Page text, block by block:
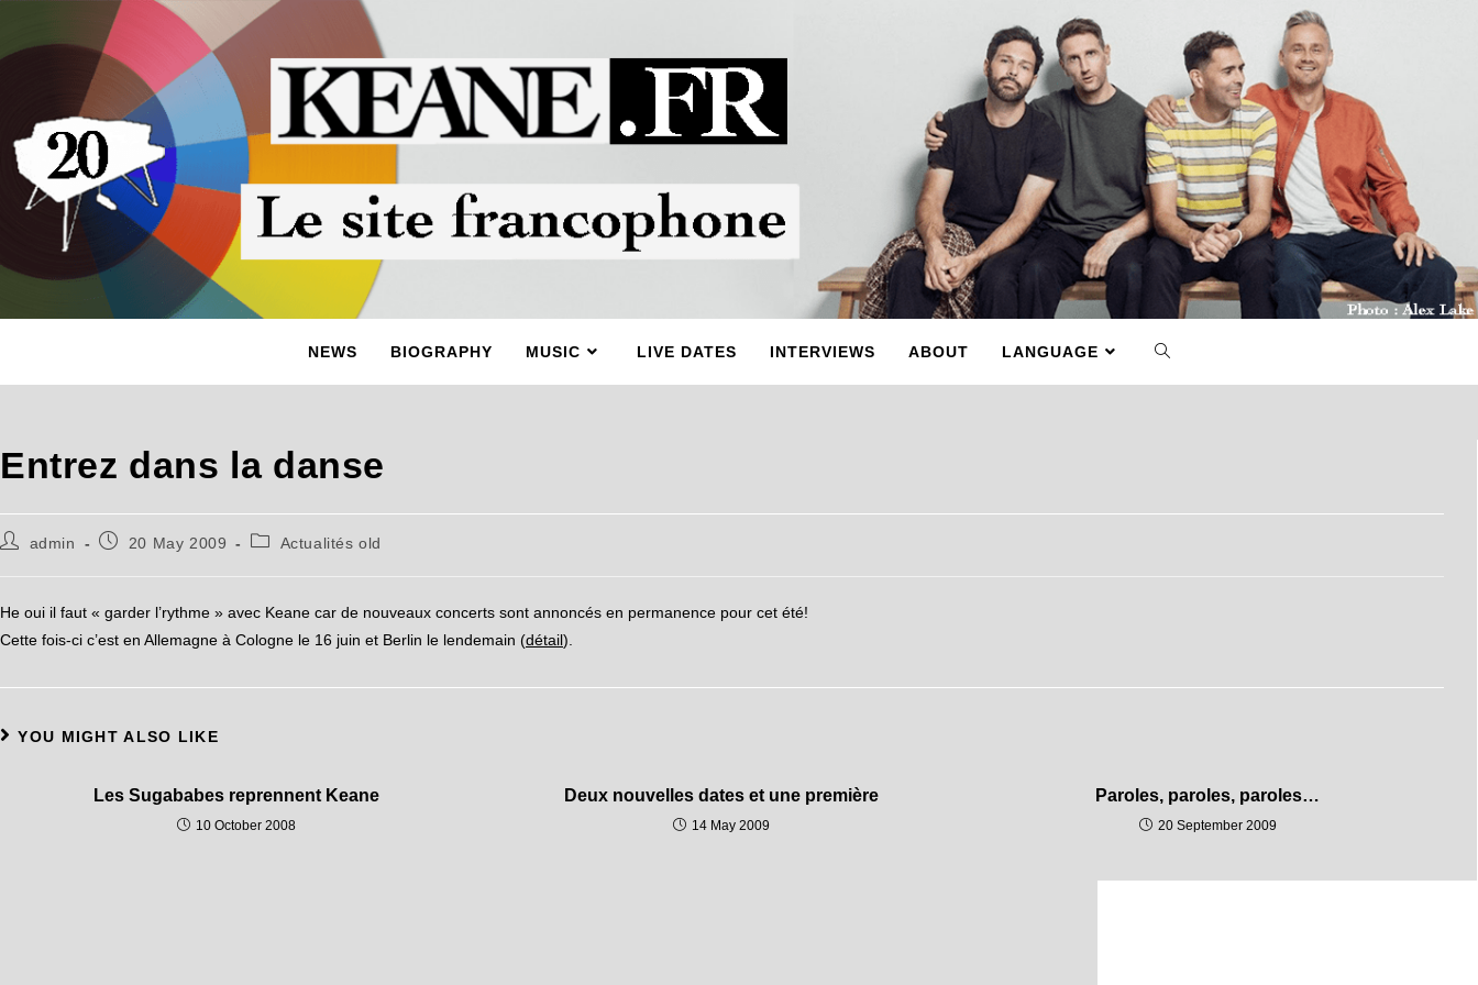
NEWS BIOGRAPHY MUSIC LIVE DATES INTERVIEWS ABOUT LANGUAGE
Entrez dans la danse
admin 20 May 2009 Actualités old
He oui il faut « garder l’rythme » avec Keane car de nouveaux concerts sont annoncés en permanence pour cet été!
Cette fois-ci c’est en Allemagne à Cologne le 16 juin et Berlin le lendemain (détail).
YOU MIGHT ALSO LIKE
Les Sugababes reprennent Keane
10 October 2008
Deux nouvelles dates et une première
14 May 2009
Paroles, paroles, paroles…
20 September 2009